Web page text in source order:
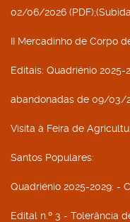
02/06/2026
II Mercadinho de Corpo
Editais: Quadriénio
abandonadas de 09/03/
Visita à Feira de
Santos Populares:
Quadriénio 2025-2029: -
Edital n.º 3 - Tolerância